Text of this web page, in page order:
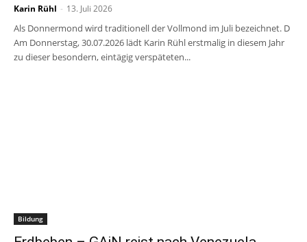
Karin Rühl - 13. Juli 2026
Als Donnermond wird traditionell der Vollmond im Juli bezeichnet. D
Am Donnerstag, 30.07.2026 lädt Karin Rühl erstmalig in diesem Jahr
zu dieser besondern, eintägig verspäteten...
Bildung